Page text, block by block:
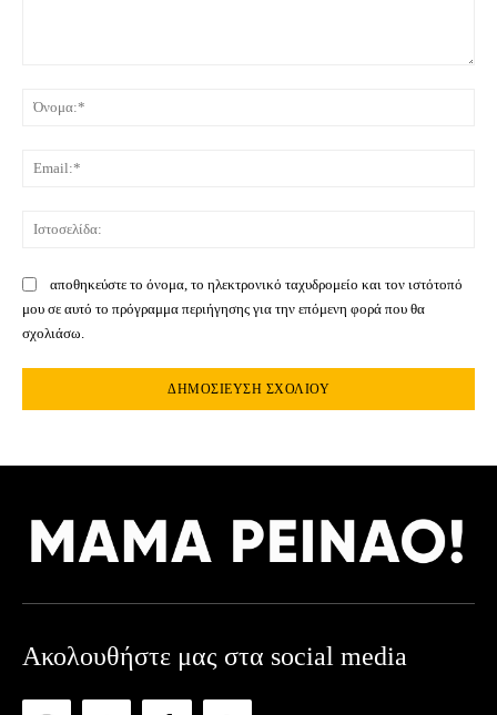
αποθηκεύστε το όνομα, το ηλεκτρονικό ταχυδρομείο και τον ιστότοπό
μου σε αυτό το πρόγραμμα περιήγησης για την επόμενη φορά που θα
σχολιάσω.
Ακολουθήστε μας στα social media